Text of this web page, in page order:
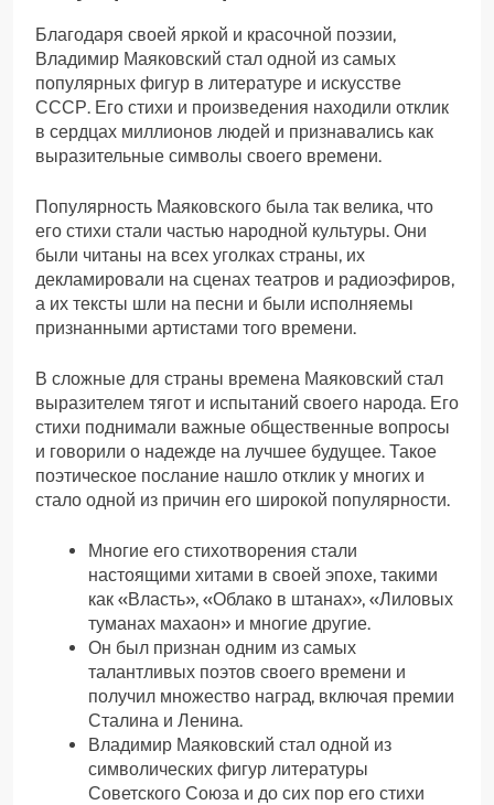
Благодаря своей яркой и красочной поэзии,
Владимир Маяковский стал одной из самых
популярных фигур в литературе и искусстве
СССР. Его стихи и произведения находили отклик
в сердцах миллионов людей и признавались как
выразительные символы своего времени.
Популярность Маяковского была так велика, что
его стихи стали частью народной культуры. Они
были читаны на всех уголках страны, их
декламировали на сценах театров и радиоэфиров,
а их тексты шли на песни и были исполняемы
признанными артистами того времени.
В сложные для страны времена Маяковский стал
выразителем тягот и испытаний своего народа. Его
стихи поднимали важные общественные вопросы
и говорили о надежде на лучшее будущее. Такое
поэтическое послание нашло отклик у многих и
стало одной из причин его широкой популярности.
Многие его стихотворения стали
настоящими хитами в своей эпохе, такими
как «Власть», «Облако в штанах», «Лиловых
туманах махаон» и многие другие.
Он был признан одним из самых
талантливых поэтов своего времени и
получил множество наград, включая премии
Сталина и Ленина.
Владимир Маяковский стал одной из
символических фигур литературы
Советского Союза и до сих пор его стихи